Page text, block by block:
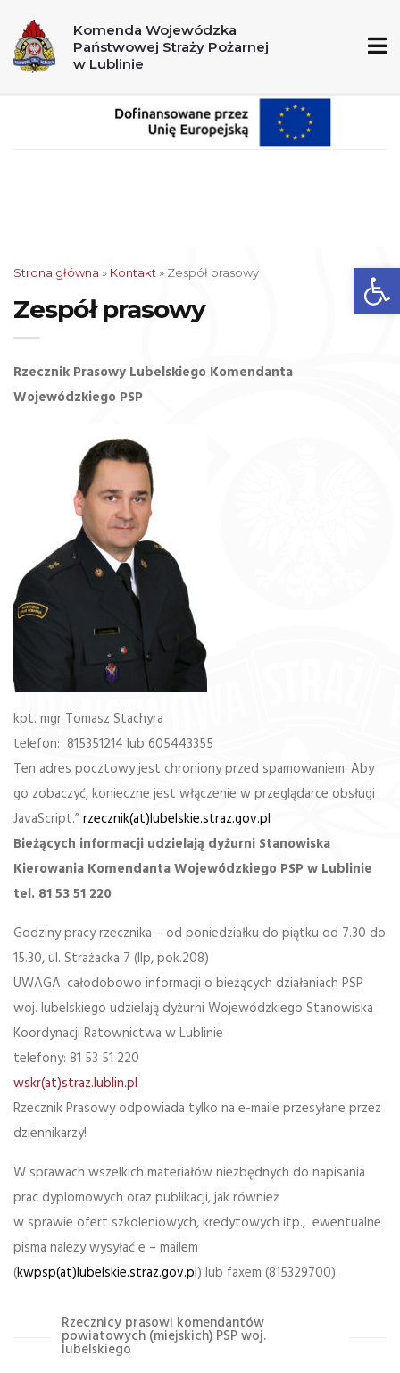
998
Komenda Wojewódzka
Państwowej Straży Pożarnej
w Lublinie
Strona główna » Kontakt » Zespół prasowy
Zespół prasowy
Rzecznik Prasowy Lubelskiego Komendanta
Wojewódzkiego PSP
kpt. mgr Tomasz Stachyra
telefon: 815351214 lub 605443355
Ten adres pocztowy jest chroniony przed spamowaniem. Aby
go zobaczyć, konieczne jest włączenie w przeglądarce obsługi
JavaScript.”rzecznik(at)lubelskie.straz.gov.pl
Bieżących informacji udzielają dyżurni Stanowiska
Kierowania Komendanta Wojewódzkiego PSP w Lublinie
tel. 81 53 51 220
Godziny pracy rzecznika – od poniedziałku do piątku od 7.30 do
15.30, ul. Strażacka 7 (IIp, pok.208)
UWAGA: całodobowo informacji o bieżących działaniach PSP
woj. lubelskiego udzielają dyżurni Wojewódzkiego Stanowiska
Koordynacji Ratownictwa w Lublinie
telefony: 81 53 51 220
wskr(at)straz.lublin.pl
Rzecznik Prasowy odpowiada tylko na e-maile przesyłane przez
dziennikarzy!
W sprawach wszelkich materiałów niezbędnych do napisania
prac dyplomowych oraz publikacji, jak również
w sprawie ofert szkoleniowych, kredytowych itp., ewentualne
pisma należy wysyłać e – mailem
(kwpsp(at)lubelskie.straz.gov.pl) lub faxem (815329700).
Rzecznicy prasowi komendantów
powiatowych (miejskich) PSP woj.
lubelskiego